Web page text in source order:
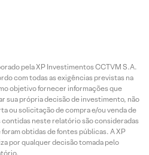
pela XP Investimentos CCTVM S.A.
com todas as exigências previstas na
objetivo fornecer informações que
sua própria decisão de investimento, não
ou solicitação de compra e/ou venda de
neste relatório são consideradas
foram obtidas de fontes públicas. A XP
por qualquer decisão tomada pelo